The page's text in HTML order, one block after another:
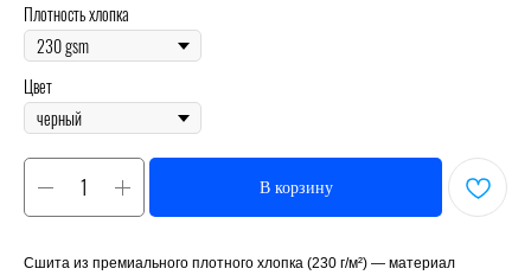
Плотность хлопка
Цвет
В корзину
Сшита из премиального плотного хлопка (230 г/м²) — материал